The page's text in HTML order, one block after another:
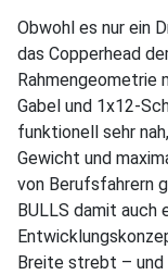
Obwohl es nur ein
das Copperhead
Rahmengeometrie
Gabel und 1x12-
funktionell sehr
Gewicht und
von Berufsfahrern
BULLS damit auch
Breite strebt – und